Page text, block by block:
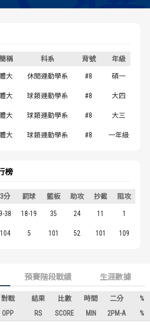
歷屆冠軍
歷屆個人獎得主
歷屆冠軍
歷屆個人獎得主
稱 科系 背號 年級
大 休閒運動學系 #8 碩一
大 球類運動學系 #8 大四
大 球類運動學系 #8 大三
大 球類運動學系 #8 一年級
榜
3分 罰球 籃板 助攻 抄截 阻攻
38 18-19 35 24 11 1
104 5 101 52 101 109
預賽階段戰績 生涯數據
對戰 結果 比數 時間 二分
%
OPP RS SCORE MIN 2PM-A %